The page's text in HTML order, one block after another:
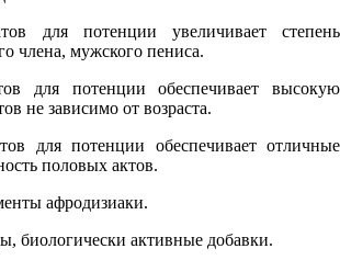
для потенции увеличивает степень
члена, мужского пениса.
для потенции обеспечивает высокую
не зависимо от возраста.
для потенции обеспечивает отличные
половых актов.
афродизиаки.
биологически активные добавки.